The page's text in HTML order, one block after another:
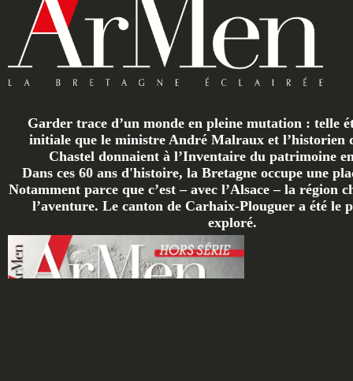
Garder trace d’un monde en pleine mutation : telle
initiale que le ministre André Malraux et l’historien
Chastel donnaient à l’Inventaire du patrimoine
Dans ces 60 ans d'histoire, la Bretagne occupe une
Notamment parce que c’est – avec l’Alsace – la région
l’aventure. Le canton de Carhaix-Plouguer a été le
exploré.